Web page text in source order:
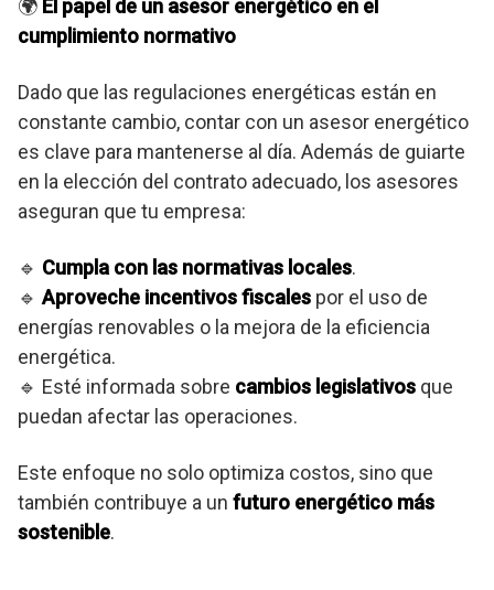
🌍 El papel de un asesor energético en el
cumplimiento normativo
Dado que las regulaciones energéticas están en
constante cambio, contar con un asesor energético
es clave para mantenerse al día. Además de guiarte
en la elección del contrato adecuado, los asesores
aseguran que tu empresa:
🔹 Cumpla con las normativas locales.
🔹 Aproveche incentivos fiscales por el uso de
energías renovables o la mejora de la eficiencia
energética.
🔹 Esté informada sobre cambios legislativos que
puedan afectar las operaciones.
Este enfoque no solo optimiza costos, sino que
también contribuye a un futuro energético más
sostenible.